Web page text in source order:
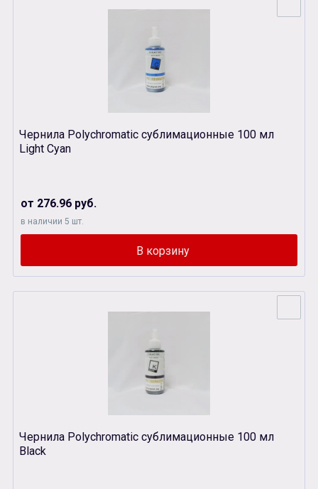
Чернила Polychromatic сублимационные 100 мл
Light Cyan
от 276.96 руб.
в наличии 5 шт.
Чернила Polychromatic сублимационные 100 мл
Black